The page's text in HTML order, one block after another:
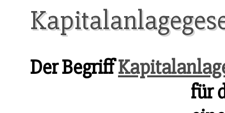
Der Begriff
für